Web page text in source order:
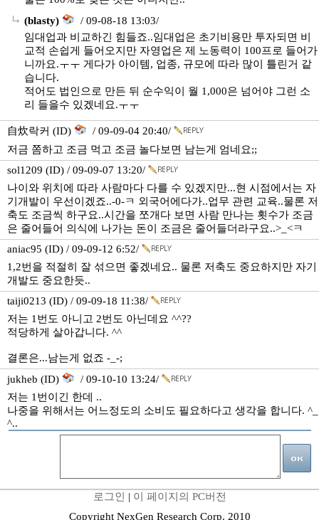
(blasty)
/ 09-08-18 13:03/
임대업과 비교하긴 힘들죠..임대업은 초기비용만 투자되면 비
교적 손쉽게 들어오지만 자영업은 제 노동력이 100프로 들어가
니까요.ㅜㅜ 게다가 아이템, 업종, 규모에 따라 많이 틀린거 같
습니다.
적어도 법인으로 만든 뒤 순수익이 월 1,000은 넘어야 그런 소
리 들을수 있겠네요.ㅜㅜ
自炊락커 (ID)
/ 09-09-04 20:40/
저금 쫌하고 조금 먹고 조금 놀다보면 남는게 엄네요;;
sol1209 (ID) / 09-09-07 13:20/
나이와 위치에 따라 사람마다 다를 수 있겠지만...현 시점에서는 자
기개발이 우선이겠죠..-0-ㅋ 외국어에다가..업무 관련 교육..물론 저
축도 조금씩 하구요..시간을 쪼개다 보면 사람 만나는 횟수가 조금
은 줄어들어 의식에 나가는 돈이 조금은 줄어들더라구요..>_<ㅋ
aniac95 (ID) / 09-09-12 6:52/
1,2번을 적절히 잘 섞으면 좋겠네요.. 물론 저축도 중요하지만 자기
개발도 중요한듯..
taiji0213 (ID) / 09-09-18 11:38/
저는 1번도 아니고 2번도 아닌데요 ^^??
적당하게 살아갑니다. ^^
결론은...남는게 없죠 -_-;
jukheb (ID)
/ 09-10-10 13:24/
저는 1번이긴 한데 ..
나중을 위해서는 어느정도의 소비도 필요하다고 생각을 합니다. ^_
^..
로그인 | 이 페이지의 PC버전
Copyright NexGen Research Corp. 2010